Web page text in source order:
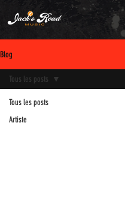
Blog
Tous les posts
Artiste
Tous les posts